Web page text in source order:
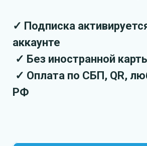
✓ Подписка
аккаунте
✓ Без иностранной
✓ Оплата по СБП, QR,
РФ